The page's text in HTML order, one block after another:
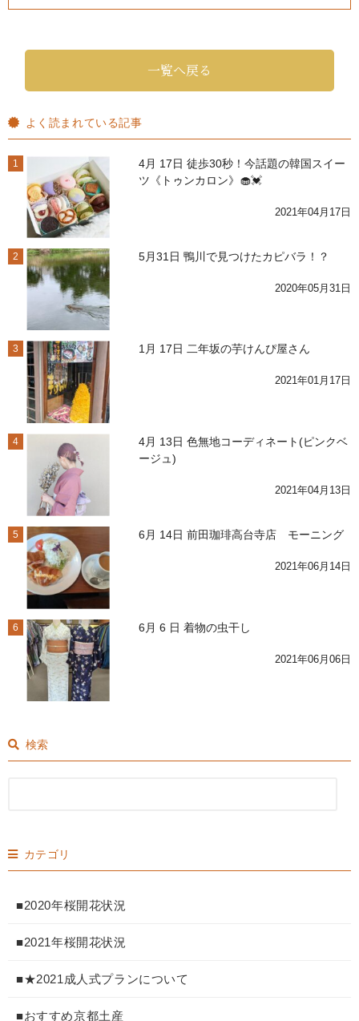
一覧へ戻る
よく読まれている記事
1
4月 17日 徒歩30秒！今話題の韓国スイー
ツ《トゥンカロン》🧁💓
2021年04月17日
2 5月31日 鴨川で見つけたカピバラ！？
2020年05月31日
3 1月 17日 二年坂の芋けんぴ屋さん
2021年01月17日
4
4月 13日 色無地コーディネート(ピンクベ
ージュ)
2021年04月13日
5 6月 14日 前田珈琲高台寺店 モーニング
2021年06月14日
6 6月 6 日 着物の虫干し
2021年06月06日
検索
カテゴリ
■2020年桜開花状況
■2021年桜開花状況
■★2021成人式プランについて
■おすすめ京都土産